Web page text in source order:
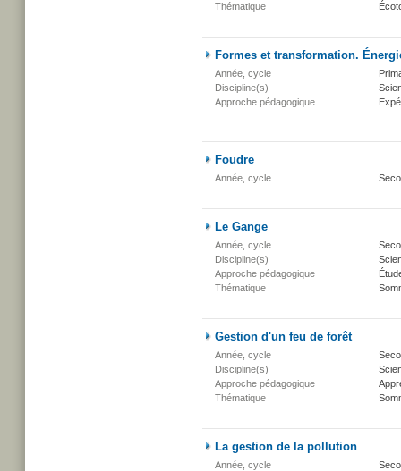
Thématique
Formes et transformation.
Année, cycle
Discipline(s)
Approche pédagogique
Foudre
Année, cycle
Le Gange
Année, cycle
Discipline(s)
Approche pédagogique
Thématique
Gestion d'un feu de forêt
Année, cycle
Discipline(s)
Approche pédagogique
Thématique
La gestion de la pollution
Année, cycle